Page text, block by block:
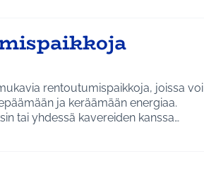
rentoutumispaikkoja, joissa voi
ja keräämään energiaa.
tai yhdessä kavereiden kanssa
voi löytyä joko